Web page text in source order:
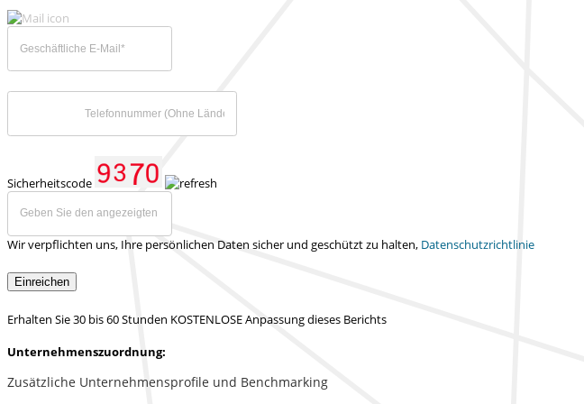
Sicherheitscode
Wir verpflichten uns, Ihre persönlichen Daten sicher und geschützt zu halten, Datenschutzrichtlinie
Einreichen
Erhalten Sie 30 bis 60 Stunden KOSTENLOSE Anpassung dieses Berichts
Unternehmenszuordnung:
Zusätzliche Unternehmensprofile und Benchmarking